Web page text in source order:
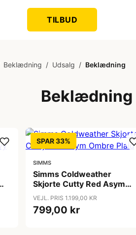
TILBUD
Beklædning / Udsalg / Beklædning
Beklædning
SPAR 33%
SIMMS
Simms Coldweather
Skjorte Cutty Red Asym
Ombre Plaid
VEJL. PRIS 1.199,00 KR
799,00 kr